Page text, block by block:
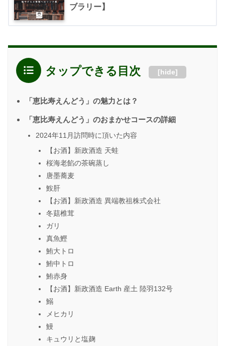
ブラリー】
タップできる目次 [hide]
「恵比寿えんどう」の魅力とは？
「恵比寿えんどう」のおまかせコースの詳細
2024年11月訪問時に頂いた内容
【お酒】新政酒造 天蛙
桜海老餡の茶碗蒸し
唐墨蕎麦
鮟肝
【お酒】新政酒造 異端教祖株式会社
冬菇椎茸
ガリ
真魚鰹
鮪大トロ
鮪中トロ
鮪赤身
【お酒】新政酒造 Earth 産土 陸羽132号
鰯
メヒカリ
鰻
キュウリと塩麹